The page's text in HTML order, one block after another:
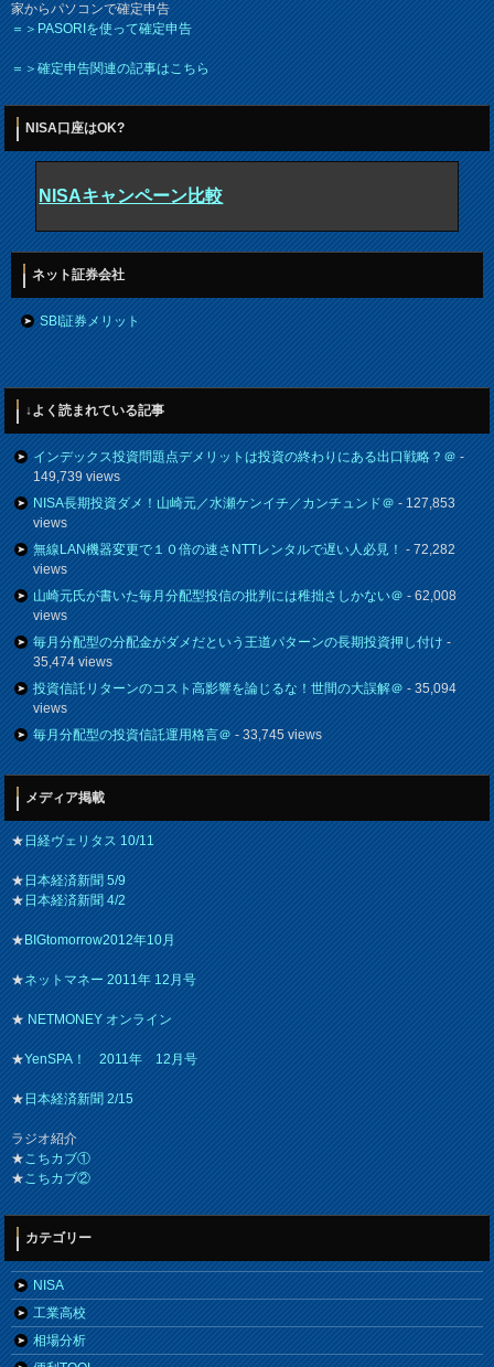
家からパソコンで確定申告
＝＞PASORIを使って確定申告
＝＞確定申告関連の記事はこちら
NISA口座はOK?
NISAキャンペーン比較
ネット証券会社
SBI証券メリット
↓よく読まれている記事
インデックス投資問題点デメリットは投資の終わりにある出口戦略？＠-
149,739 views
NISA長期投資ダメ！山崎元／水瀬ケンイチ／カンチュンド＠- 127,853
views
無線LAN機器変更で１０倍の速さNTTレンタルで遅い人必見！- 72,282
views
山崎元氏が書いた毎月分配型投信の批判には稚拙さしかない＠- 62,008
views
毎月分配型の分配金がダメだという王道パターンの長期投資押し付け-
35,474 views
投資信託リターンのコスト高影響を論じるな！世間の大誤解＠- 35,094
views
毎月分配型の投資信託運用格言＠- 33,745 views
メディア掲載
★日経ヴェリタス 10/11
★日本経済新聞 5/9
★日本経済新聞 4/2
★BIGtomorrow2012年10月
★ネットマネー 2011年 12月号
★NETMONEY オンライン
★YenSPA！ 2011年 12月号
★日本経済新聞 2/15
ラジオ紹介
★こちカブ①
★こちカブ②
カテゴリー
NISA
工業高校
相場分析